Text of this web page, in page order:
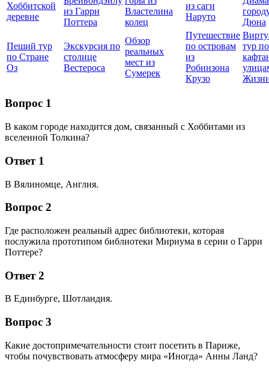
Хоббитской
деревне
из Гарри
Поттера
Властелина
колец
из саги
Наруто
Дюна
Пеший тур
по Стране
Оз
Экскурсия по
столице
Вестероса
Обзор
реальных
мест из
Сумерек
Путешествие
по островам
из
Робинзона
Крузо
тур по
Вопрос 1
В каком городе находится дом, связанный с Хоббитами из
вселенной Толкина?
Ответ 1
В Вялиномце, Англия.
Вопрос 2
Где расположен реальный адрес библиотеки, которая
послужила прототипом библиотеки Мириума в серии о Гарри
Поттере?
Ответ 2
В Единбурге, Шотландия.
Вопрос 3
Какие достопримечательности стоит посетить в Париже,
чтобы почувствовать атмосферу мира «Иногда» Анны Ланд?